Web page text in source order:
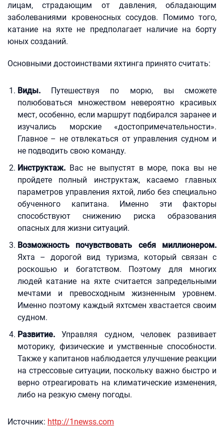
лицам, страдающим от давления, обладающим
заболеваниями кровеносных сосудов. Помимо того,
катание на яхте не предполагает наличие на борту
юных созданий.
Основными достоинствами яхтинга принято считать:
Виды. Путешествуя по морю, вы сможете
полюбоваться множеством невероятно красивых
мест, особенно, если маршрут подбирался заранее и
изучались морские «достопримечательности».
Главное – не отвлекаться от управления судном и
не подводить свою команду.
Инструктаж. Вас не выпустят в море, пока вы не
пройдете полный инструктаж, касаемо главных
параметров управления яхтой, либо без специально
обученного капитана. Именно эти факторы
способствуют снижению риска образования
опасных для жизни ситуаций.
Возможность почувствовать себя миллионером.
Яхта – дорогой вид туризма, который связан с
роскошью и богатством. Поэтому для многих
людей катание на яхте считается запредельными
мечтами и превосходным жизненным уровнем.
Именно поэтому каждый яхтсмен хвастается своим
судном.
Развитие.Управляя судном, человек развивает
моторику, физические и умственные способности.
Также у капитанов наблюдается улучшение реакции
на стрессовые ситуации, поскольку важно быстро и
верно отреагировать на климатические изменения,
либо на резкую смену погоды.
Источник: http://1newss.com